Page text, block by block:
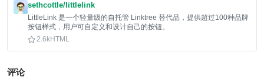
sethcottle/littlelink
LittleLink 是一个轻量级的自托管 Linktree 替代品，提供超过100种品牌
按钮样式，用户可自定义和设计自己的按钮。
2.6kHTML
评论